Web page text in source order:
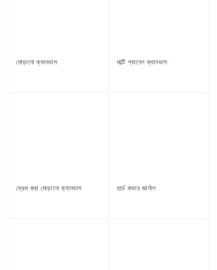
মোড়ানো ক্যানভাস মাল্টি প্যানেল ক্যানভাস
ফ্রেম করা মোড়ানো ক্যানভাস হার্ড কভার জার্নাল